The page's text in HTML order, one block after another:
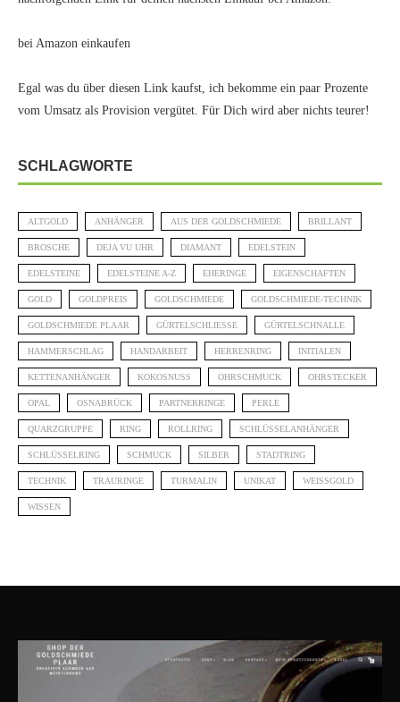
bei Amazon einkaufen
Egal was du über diesen Link kaufst, ich bekomme ein paar Prozente
vom Umsatz als Provision vergütet. Für Dich wird aber nichts teurer!
SCHLAGWORTE
ALTGOLD ANHÄNGER AUS DER GOLDSCHMIEDE BRILLANT
BROSCHE DEJA VU UHR DIAMANT EDELSTEIN
EDELSTEINE EDELSTEINE A-Z EHERINGE EIGENSCHAFTEN
GOLD GOLDPREIS GOLDSCHMIEDE GOLDSCHMIEDE-TECHNIK
GOLDSCHMIEDE PLAAR GÜRTELSCHLIESSE GÜRTELSCHNALLE
HAMMERSCHLAG HANDARBEIT HERRENRING INITIALEN
KETTENANHÄNGER KOKOSNUSS OHRSCHMUCK OHRSTECKER
OPAL OSNABRÜCK PARTNERRINGE PERLE
QUARZGRUPPE RING ROLLRING SCHLÜSSELANHÄNGER
SCHLÜSSELRING SCHMUCK SILBER STADTRING
TECHNIK TRAURINGE TURMALIN UNIKAT WEISSGOLD
WISSEN